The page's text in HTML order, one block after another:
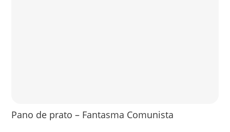
Pano de prato – Fantasma Comunista